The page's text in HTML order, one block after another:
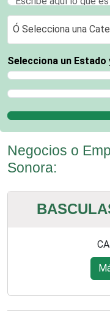
Ó Selecciona una
Ó Selecciona una
Selecciona un
Selecciona un Estado
Selecciona un Municipio
Negocios o
Sonora: